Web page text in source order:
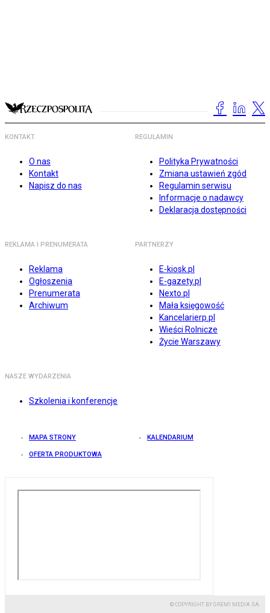
KONTAKT
O nas
Kontakt
Napisz do nas
REGULAMIN
Polityka Prywatności
Zmiana ustawień zgód
Regulamin serwisu
Informacje o nadawcy
Deklaracja dostępności
REKLAMA I PRENUMERATA
Reklama
Ogłoszenia
Prenumerata
Archiwum
PARTNERZY
E-kiosk.pl
E-gazety.pl
Nexto.pl
Mała księgowość
Kancelarierp.pl
Wieści Rolnicze
Życie Warszawy
NASZE WYDARZENIA
Szkolenia i konferencje
MAPA STRONY KALENDARIUM
OFERTA PRODUKTOWA
© COPYRIGHT BY GREMI MEDIA SA